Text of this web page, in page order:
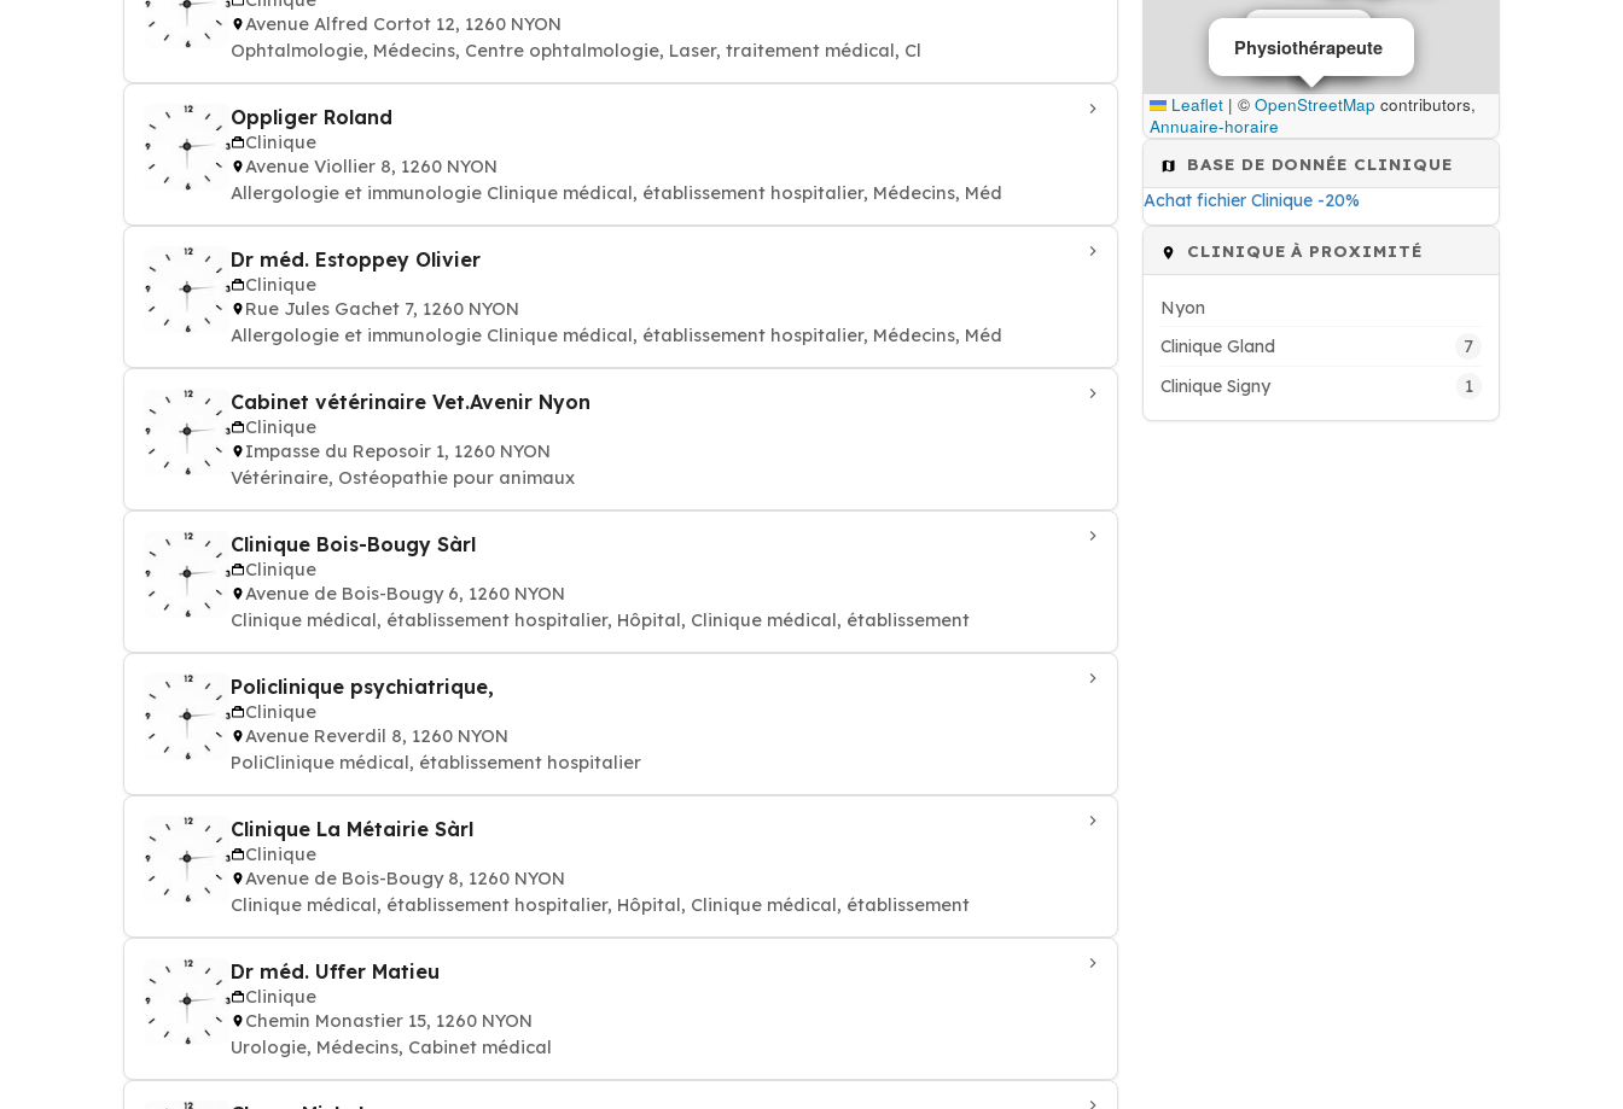
Avenue Alfred Cortot 12, 1260 NYON
Ophtalmologie, Médecins, Centre ophtalmologie, Laser, traitement médical, Cl
Oppliger Roland
Clinique
Avenue Viollier 8, 1260 NYON
Allergologie et immunologie Clinique médical, établissement hospitalier, Médecins, Méd
Dr méd. Estoppey Olivier
Clinique
Rue Jules Gachet 7, 1260 NYON
Allergologie et immunologie Clinique médical, établissement hospitalier, Médecins, Méd
Cabinet vétérinaire Vet.Avenir Nyon
Clinique
Impasse du Reposoir 1, 1260 NYON
Vétérinaire, Ostéopathie pour animaux
Clinique Bois-Bougy Sàrl
Clinique
Avenue de Bois-Bougy 6, 1260 NYON
Clinique médical, établissement hospitalier, Hôpital, Clinique médical, établissement
Policlinique psychiatrique,
Clinique
Avenue Reverdil 8, 1260 NYON
PoliClinique médical, établissement hospitalier
Clinique La Métairie Sàrl
Clinique
Avenue de Bois-Bougy 8, 1260 NYON
Clinique médical, établissement hospitalier, Hôpital, Clinique médical, établissement
Dr méd. Uffer Matieu
Clinique
Chemin Monastier 15, 1260 NYON
Urologie, Médecins, Cabinet médical
Clinique
Clinique
Physiothérapeute
Leaflet | © OpenStreetMap contributors,
Annuaire-horaire
BASE DE DONNÉE CLINIQUE
Achat fichier Clinique -20%
CLINIQUE À PROXIMITÉ
Nyon
Clinique Gland
7
Clinique Signy 1